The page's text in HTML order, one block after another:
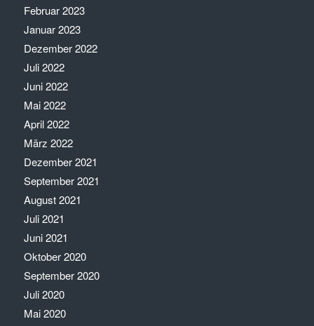
Februar 2023
Januar 2023
Dezember 2022
Juli 2022
Juni 2022
Mai 2022
April 2022
März 2022
Dezember 2021
September 2021
August 2021
Juli 2021
Juni 2021
Oktober 2020
September 2020
Juli 2020
Mai 2020